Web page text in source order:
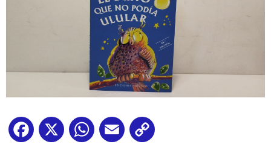
Facebook
X WhatsApp
Email